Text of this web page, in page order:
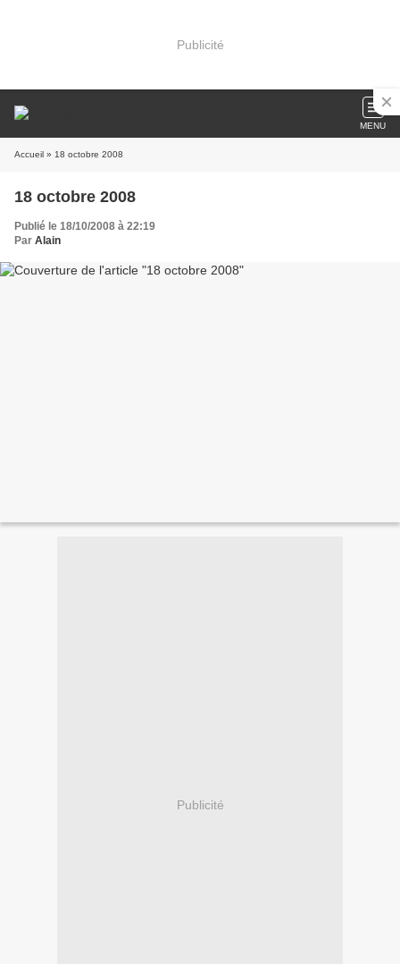
Publicité
MENU
Accueil » 18 octobre 2008
18 octobre 2008
Publié le 18/10/2008 à 22:19
Par Alain
Publicité